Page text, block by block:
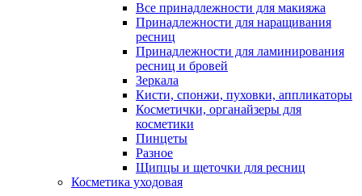
Все принадлежности для макияжа
Принадлежности для наращивания
ресниц
Принадлежности для ламинирования
ресниц и бровей
Зеркала
Кисти, спонжи, пуховки, аппликаторы
Косметички, органайзеры для
косметики
Пинцеты
Разное
Щипцы и щеточки для ресниц
Косметика уходовая